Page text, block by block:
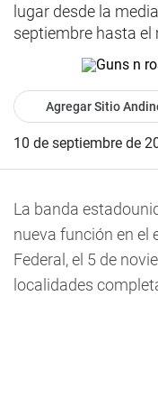
lugar desde la
septiembre hasta el
Agregar Sitio
10 de septiembre de
La banda
nueva función en el
Federal, el 5 de
localidades